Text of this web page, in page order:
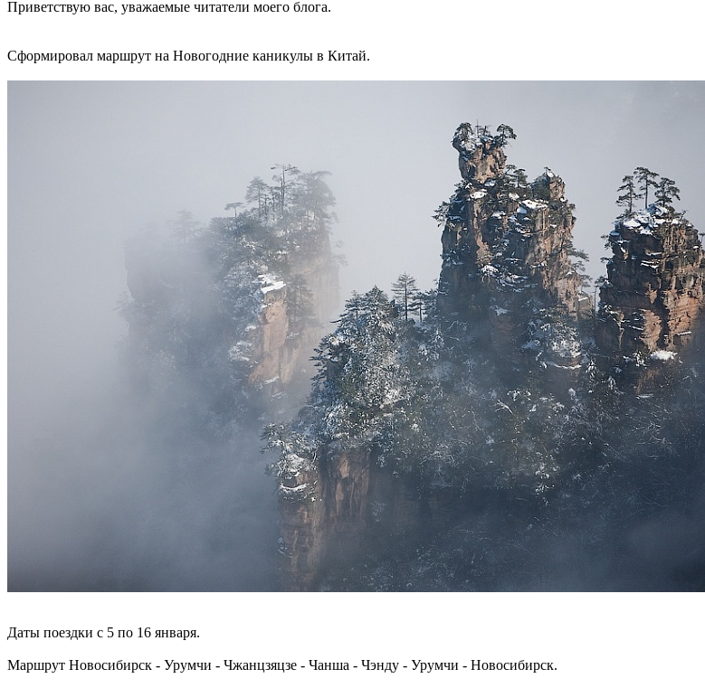
Приветствую вас, уважаемые читатели моего блога.
Сформировал маршрут на Новогодние каникулы в Китай.
Даты поездки с 5 по 16 января.
Маршрут Новосибирск - Урумчи - Чжанцзяцзе - Чанша - Чэнду - Урумчи - Новосибирск.